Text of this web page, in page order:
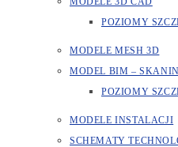
POZIOMY
MODELE MESH 3D
MODEL BIM –
POZIOMY
MODELE INSTALACJI
SCHEMATY